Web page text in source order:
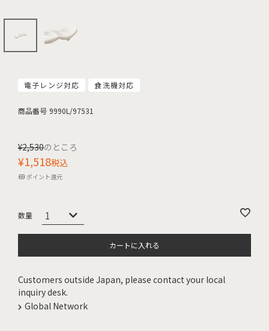
電子レンジ対応 食洗機対応
商品番号 9990L/97531
¥2,530のところ
¥1,518税込
69ポイント還元
カートに入れる
Customers outside Japan, please contact your local
inquiry desk.
Global Network